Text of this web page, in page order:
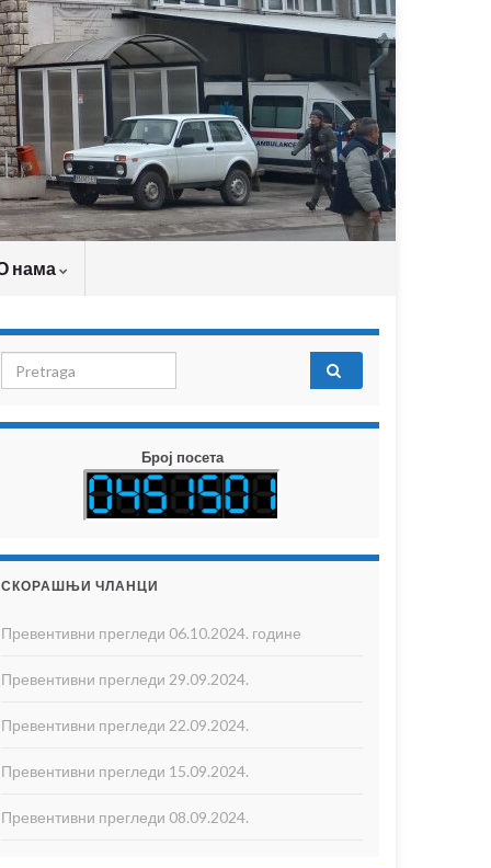
нама
Search for:
Број посета
СКОРАШЊИ ЧЛАНЦИ
Превентивни прегледи 06.10.2024. године
Превентивни прегледи 29.09.2024.
Превентивни прегледи 22.09.2024.
Превентивни прегледи 15.09.2024.
Превентивни прегледи 08.09.2024.